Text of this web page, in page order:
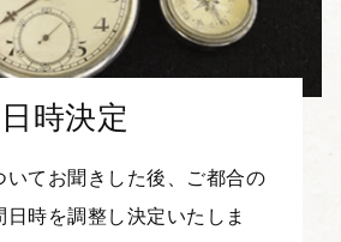
日時決定
いてお聞きした後、ご都合の
日時を調整し決定いたしま